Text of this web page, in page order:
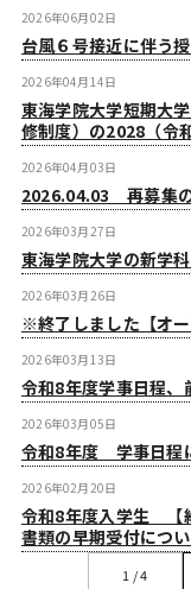
2026年06月02日
台風６号接近に伴う
2026年04月14日
東海学院大学短期大
修制度）の2028（令
2026年04月03日
2026.04.03 再募集
2026年03月27日
東海学院大学の新学
2026年03月26日
※終了しました【オ
2026年03月13日
令和8年度学事日程、
2026年03月05日
令和8年度 学事日程
2026年02月20日
令和8年度入学生 【
書類の早期受付につ
1 / 4